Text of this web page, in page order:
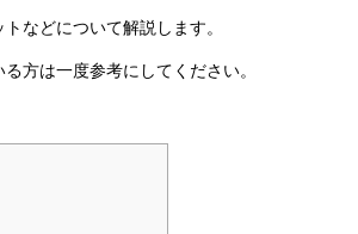
などについて解説します。
方は一度参考にしてください。